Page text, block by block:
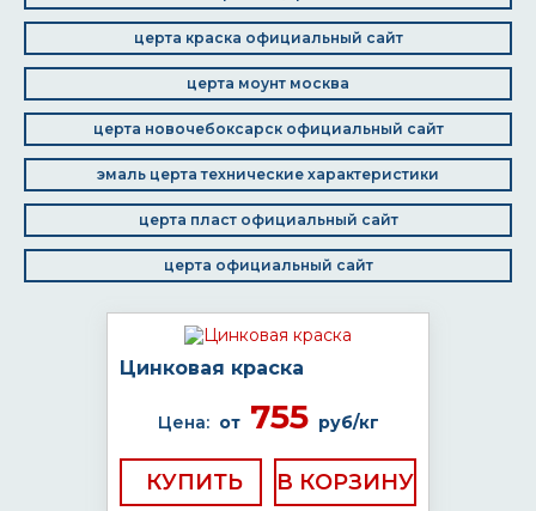
церта краска официальный сайт
церта моунт москва
церта новочебоксарск официальный сайт
эмаль церта технические характеристики
церта пласт официальный сайт
церта официальный сайт
Цинковая краска
Цена: от755 руб/кг
КУПИТЬ